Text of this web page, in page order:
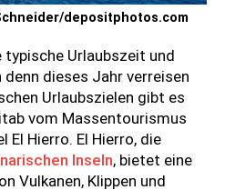
depositphotos.com
Urlaubszeit und
dieses Jahr verreisen
Urlaubszielen gibt es
vom Massentourismus
El Hierro. El Hierro, die
Inseln, bietet eine
Vulkanen, Klippen und